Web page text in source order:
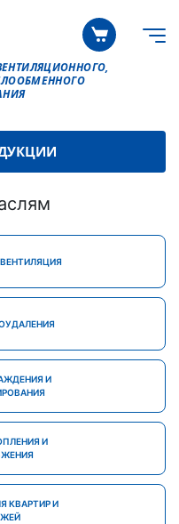
И
И
КВАРТИР И